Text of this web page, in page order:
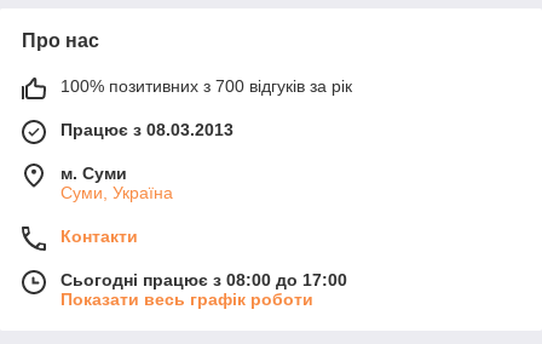
Про нас
100% позитивних з 700 відгуків за рік
Працює з 08.03.2013
м. Суми
Суми, Україна
Контакти
Сьогодні працює з 08:00 до 17:00
Показати весь графік роботи